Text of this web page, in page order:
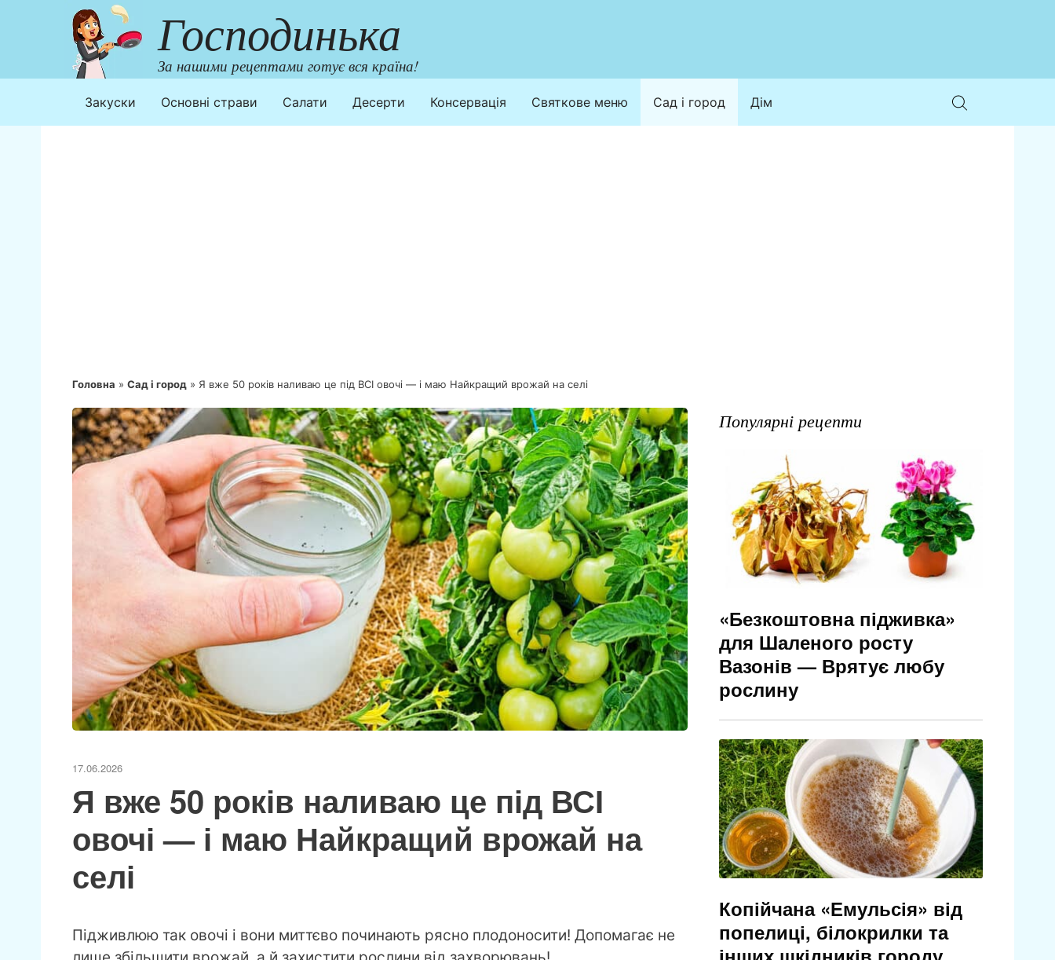
Господинька
За нашими рецептами готує вся країна!
Закуски Основні страви Салати Десерти Консервація Святкове меню Сад і город Дім
Головна » Сад і город » Я вже 50 років наливаю це під ВСІ овочі — і маю Найкращий врожай на селі
17.06.2026
Я вже 50 років наливаю це під ВСІ
овочі — і маю Найкращий врожай на
селі
Підживлюю так овочі і вони миттєво починають рясно плодоносити! Допомагає не
Популярні рецепти
«Безкоштовна підживка»
для Шаленого росту
Вазонів — Врятує любу
рослину
Копійчана «Емульсія» від
попелиці, білокрилки та